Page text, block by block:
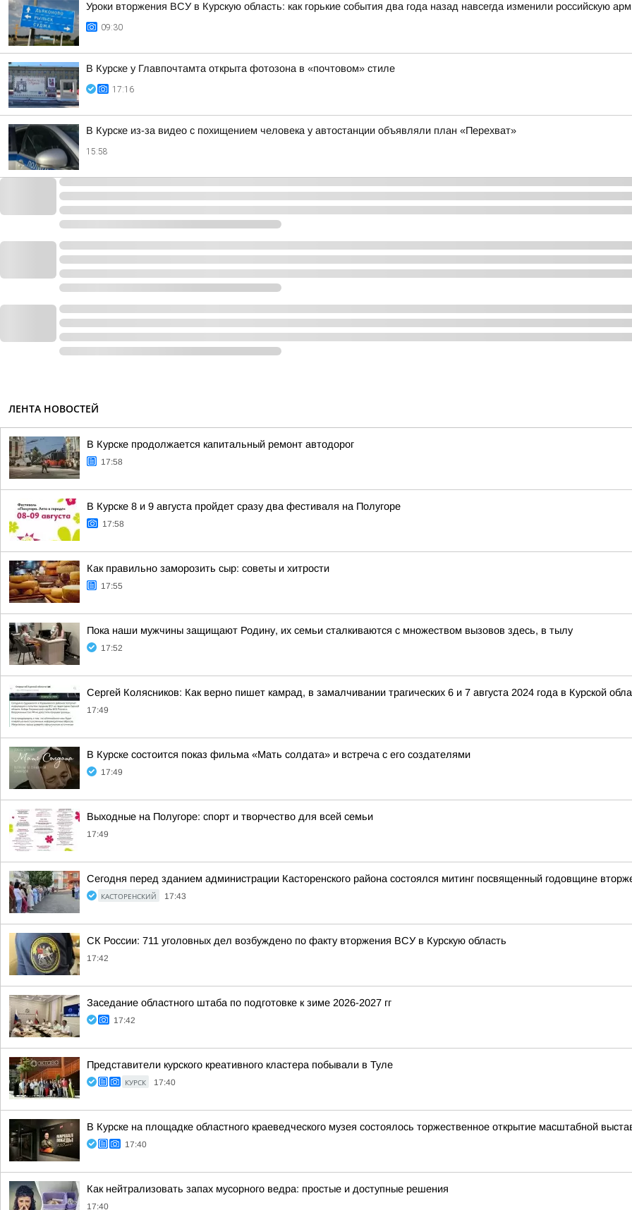
Уроки вторжения ВСУ в Курскую область: как горькие события два года назад навсегда изменили российскую
09:30
В Курске у Главпочтамта открыта фотозона в «почтовом» стиле
17:16
В Курске из-за видео с похищением человека у автостанции объявляли план «Перехват»
15:58
ЛЕНТА НОВОСТЕЙ
В Курске продолжается капитальный ремонт автодорог
17:58
В Курске 8 и 9 августа пройдет сразу два фестиваля на Полугоре
17:58
Как правильно заморозить сыр: советы и хитрости
17:55
Пока наши мужчины защищают Родину, их семьи сталкиваются с множеством вызовов здесь, в тылу
17:52
Сергей Колясников: Как верно пишет камрад, в замалчивании трагических 6 и 7 августа 2024 года в Курской
17:49
В Курске состоится показ фильма «Мать солдата» и встреча с его создателями
17:49
Выходные на Полугоре: спорт и творчество для всей семьи
17:49
Сегодня перед зданием администрации Касторенского района состоялся митинг посвященный годовщине
КАСТОРЕНСКИЙ 17:43
СК России: 711 уголовных дел возбуждено по факту вторжения ВСУ в Курскую область
17:42
Заседание областного штаба по подготовке к зиме 2026-2027 гг
17:42
Представители курского креативного кластера побывали в Туле
КУРСК 17:40
В Курске на площадке областного краеведческого музея состоялось торжественное открытие масштабной
17:40
Как нейтрализовать запах мусорного ведра: простые и доступные решения
17:40